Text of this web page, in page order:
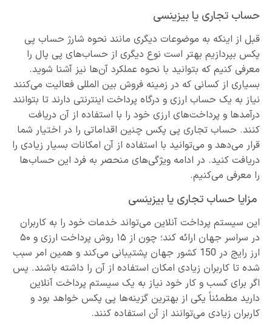
حساب تجاری یا بیزینسی
قبل از اینکه به موضوعات دیگری مانند نحوه شارژ حساب پی
پکس بپردازیم بهتر است نوع دیگری از حساب‌های پی پال را
معرفی کنیم که بتوانید با نحوه عملکرد آن‌ها نیز آشنا شوید.
بسیاری از کسانی که در زمینه فروش بین المللی فعالیت می‌کنند
نیاز به یک حساب ارزی و درگاه پرداخت اینترنتی دارند تا بتوانند
درآمدها و پرداخت‌های ارزی خود را با استفاده از آن دریافت
کنند. حساب تجاری پی پکس چنین اقداماتی را در اختیار شما
قرار می‌دهد و می‌توانید با استفاده از آن امکانات بسیار زیادی را
دریافت کنید. در ادامه ویژگی‌های منحصر به فرد این حساب‌ها
را معرفی می‌کنیم.
مزایا حساب تجاری یا بیزینسی
این سیستم پرداخت آنلاین می‌تواند خدمات خود را به کاربران
در سراسر جهان ارائه کند؛ چون از ۱۵ روش پرداخت ارزی و ۵۰
ارز رایج در 150 کشور جهان پشتیبانی می‌کند و همین امر سبب
شده تا کاربران زیادی امکان استفاده از آن را داشته باشند. پس
اگر برای کسب و کار خود نیاز به یک سیستم پرداخت آنلاین
دارید مطمئناً یکی از بهترین گزینه‌ها پی پکس خواهد بود و
کاربران زیادی می‌توانند از آن استفاده کنند.